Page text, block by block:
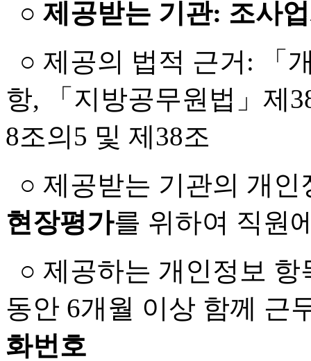
○ 제공받는 기관: 조사
○ 제공의 법적 근거: 「
항, 「지방공무원법」제
8조의5 및 제38조
○ 제공받는 기관의 개
현장평가를 위하여 직원
○ 제공하는 개인정보
동안 6개월 이상 함께 근
화번호